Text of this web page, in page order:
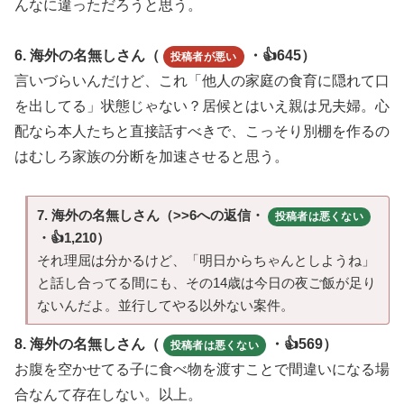
んなに違っただろうと思う。
6. 海外の名無しさん（ 投稿者が悪い
・👍645）
言いづらいんだけど、これ「他人の家庭の食育に隠れて口
を出してる」状態じゃない？居候とはいえ親は兄夫婦。心
配なら本人たちと直接話すべきで、こっそり別棚を作るの
はむしろ家族の分断を加速させると思う。
7. 海外の名無しさん（>>6への返信・ 投稿者は悪くない
・👍1,210）
それ理屈は分かるけど、「明日からちゃんとしようね」
と話し合ってる間にも、その14歳は今日の夜ご飯が足り
ないんだよ。並行してやる以外ない案件。
8. 海外の名無しさん（ 投稿者は悪くない
・👍569）
お腹を空かせてる子に食べ物を渡すことで間違いになる場
合なんて存在しない。以上。